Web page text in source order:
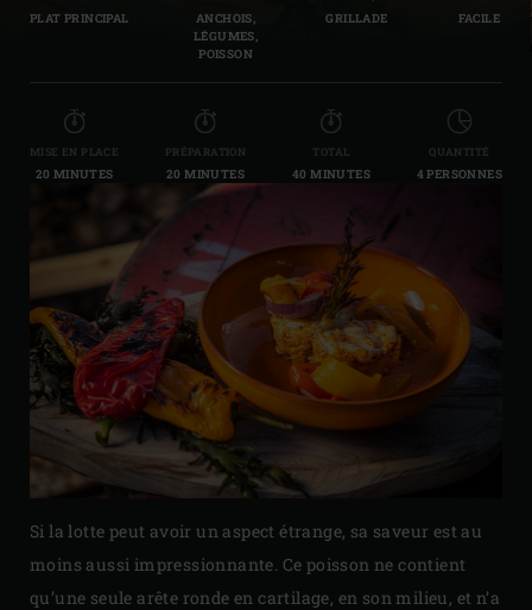
PLAT PRINCIPAL
ANCHOIS,
LÉGUMES,
POISSON
GRILLADE FACILE
MISE EN PLACE
20 MINUTES
PRÉPARATION
20 MINUTES
TOTAL
40 MINUTES
QUANTITÉ
4 PERSONNES
Si la lotte peut avoir un aspect étrange, sa saveur est au
moins aussi impressionnante. Ce poisson ne contient
qu’une seule arête ronde en cartilage, en son milieu, et n’a